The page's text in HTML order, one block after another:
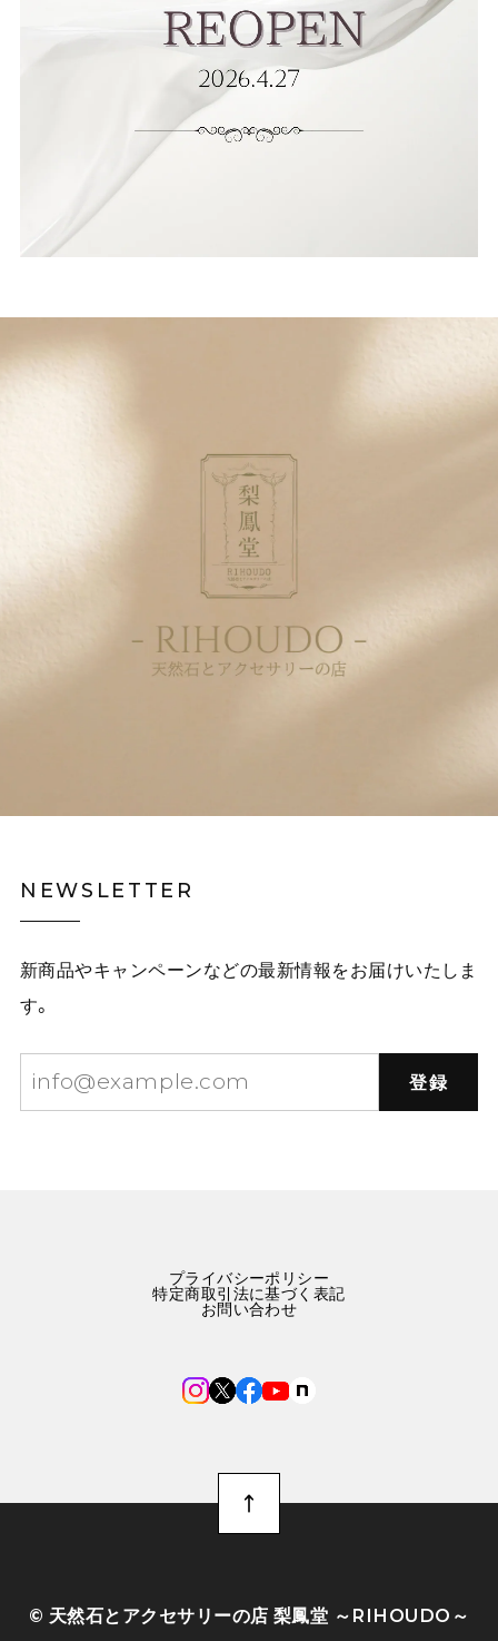
NEWSLETTER
新商品やキャンペーンなどの最新情報をお届けいたしま
す。
登録
プライバシーポリシー
特定商取引法に基づく表記
お問い合わせ
©︎ 天然石とアクセサリーの店 梨鳳堂 ～RIHOUDO～